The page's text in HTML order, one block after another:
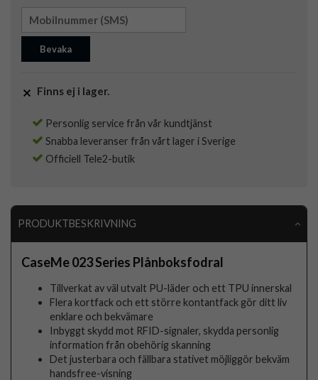
Bevaka
Finns ej i lager.
Personlig service från vår kundtjänst
Snabba leveranser från vårt lager i Sverige
Officiell Tele2-butik
PRODUKTBESKRIVNING
CaseMe 023 Series Plånboksfodral
Tillverkat av väl utvalt PU-läder och ett TPU innerskal
Flera kortfack och ett större kontantfack gör ditt liv
enklare och bekvämare
Inbyggt skydd mot RFID-signaler, skydda personlig
information från obehörig skanning
Det justerbara och fällbara stativet möjliggör bekväm
handsfree-visning